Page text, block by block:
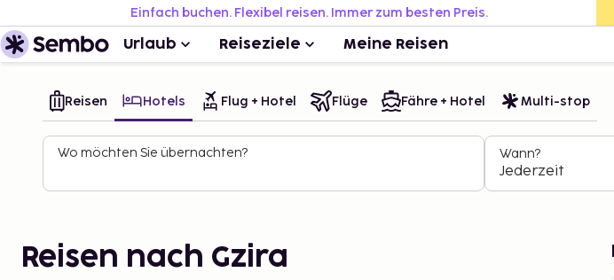
Einfach buchen. Flexibel reisen. Immer zum besten Preis.
Urlaub Reiseziele Meine Reisen
Reisen Hotels Flug + Hotel Flüge Fähre + Hotel Multi-stop
Wo möchten Sie übernachten? Wann?
Jederzeit
Reisen nach Gzira